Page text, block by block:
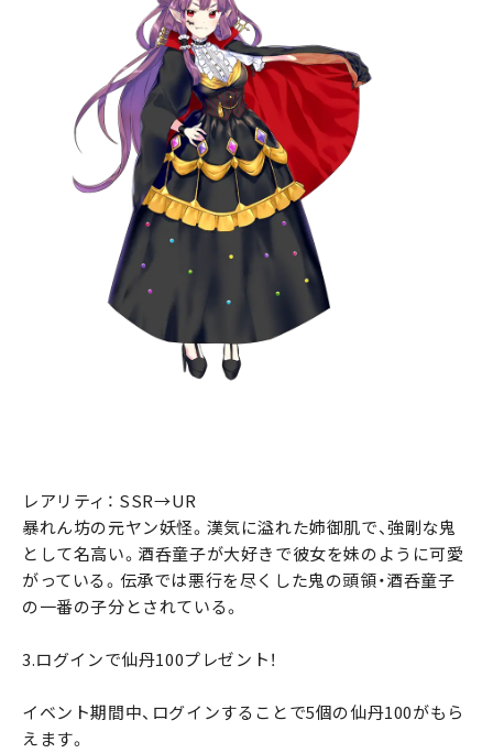
レアリティ： SSR→UR
暴れん坊の元ヤン妖怪。漢気に溢れた姉御肌で、強剛な鬼
として名高い。酒呑童子が大好きで彼女を妹のように可愛
がっている。伝承では悪行を尽くした鬼の頭領・酒呑童子
の一番の子分とされている。
3.ログインで仙丹100プレゼント！
イベント期間中、ログインすることで5個の仙丹100がもら
えます。